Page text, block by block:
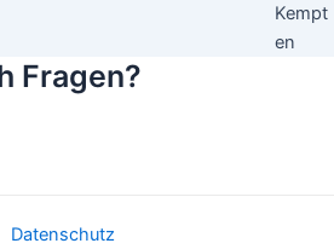
Kempt
en
Fragen?
Datenschutz